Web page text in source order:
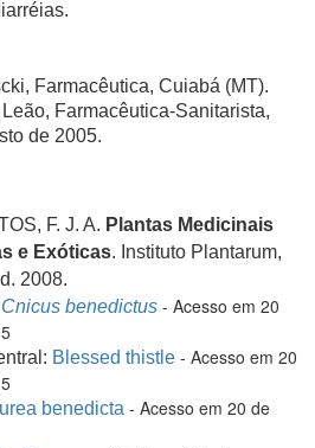
Farmacêutica, Cuiabá (MT).
Farmacêutica-Sanitarista,
de 2005.
F. J. A. Plantas Medicinais
e Exóticas. Instituto Plantarum,
2008.
Cnicus benedictus - Acesso em 20
Blessed thistle - Acesso em 20
benedicta - Acesso em 20 de